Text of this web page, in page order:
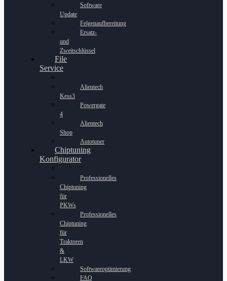
Software
Update
Felgenaufbereitung
Ersatz-
und
Zweitschlüssel
File
Service
Alientech
Kess3
Powergate
4
Alientech
Shop
Autotuner
Chiptuning
Konfigurator
Professionelles
Chiptuning
für
PKWs
Professionelles
Chiptuning
für
Traktoren
&
LKW
Softwareoptimierung
FAQ